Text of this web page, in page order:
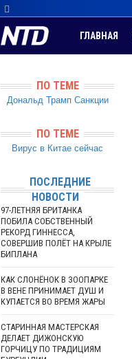
ГЛАВНАЯ
ПО ТЕМЕ
Дональд Трамп Санкции
ПО ТЕМЕ
Вирус в Китае сейчас
ПОСЛЕДНИЕ
НОВОСТИ
97-ЛЕТНЯЯ БРИТАНКА
ПОБИЛА СОБСТВЕННЫЙ
РЕКОРД ГИННЕССА,
СОВЕРШИВ ПОЛЁТ НА КРЫЛЕ
БИПЛАНА
КАК СЛОНЁНОК В ЗООПАРКЕ
В ВЕНЕ ПРИНИМАЕТ ДУШ И
КУПАЕТСЯ ВО ВРЕМЯ ЖАРЫ
СТАРИННАЯ МАСТЕРСКАЯ
ДЕЛАЕТ ДИЖОНСКУЮ
ГОРЧИЦУ ПО ТРАДИЦИЯМ